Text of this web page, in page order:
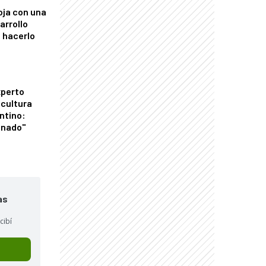
con una
hacerlo